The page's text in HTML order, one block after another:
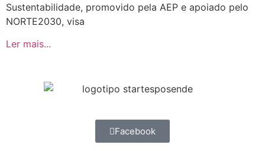
Sustentabilidade, promovido pela AEP e apoiado pelo
NORTE2030, visa
Ler mais...
Facebook